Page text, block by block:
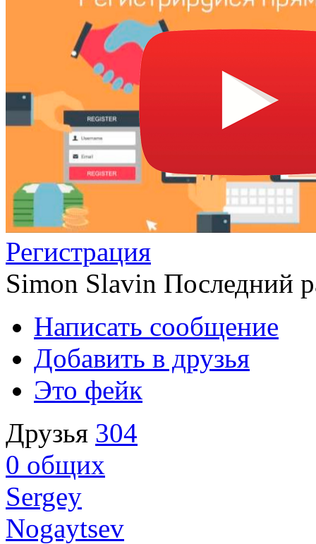
Регистрация
Simon Slavin Последний
Написать сообщение
Добавить в друзья
Это фейк
Друзья 304
0 общих
Sergey
Nogaytsev